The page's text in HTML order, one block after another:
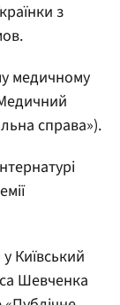
з
медичному
справа»).
Київський
Шевченка